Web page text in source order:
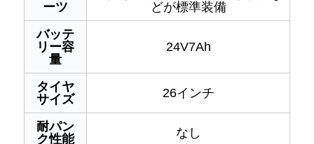
ーツ
どが標準装備
バッテ
リー容
量
24V7Ah
タイヤ
サイズ
26インチ
耐パン
ク性能
なし